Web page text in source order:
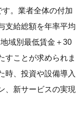
。業者全体の付加
支給総額を年率平均
域別最低賃金＋30
すことが求められま
時、投資や設備導入
、新サービスの実現